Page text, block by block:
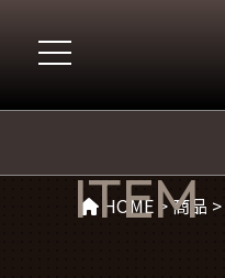
商品(コスモサ
ITEM
HOME >商品 >